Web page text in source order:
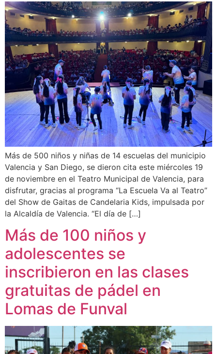
Más de 500 niños y niñas de 14 escuelas del municipio
Valencia y San Diego, se dieron cita este miércoles 19
de noviembre en el Teatro Municipal de Valencia, para
disfrutar, gracias al programa “La Escuela Va al Teatro”
del Show de Gaitas de Candelaria Kids, impulsada por
la Alcaldía de Valencia. “El día de […]
Más de 100 niños y
adolescentes se
inscribieron en las clases
gratuitas de pádel en
Lomas de Funval